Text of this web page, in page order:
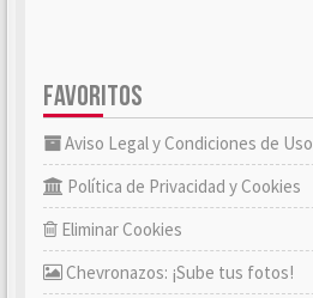
FAVORITOS
Aviso Legal y Condiciones de Uso
Política de Privacidad y Cookies
Eliminar Cookies
Chevronazos: ¡Sube tus fotos!